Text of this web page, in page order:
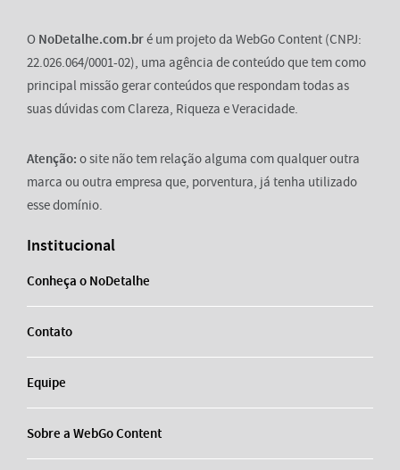
O NoDetalhe.com.bré um projeto da WebGo Content (CNPJ:
22.026.064/0001-02), uma agência de conteúdo que tem como
principal missão gerar conteúdos que respondam todas as
suas dúvidas com Clareza, Riqueza e Veracidade.
Atenção: o site não tem relação alguma com qualquer outra
marca ou outra empresa que, porventura, já tenha utilizado
esse domínio.
Institucional
Conheça o NoDetalhe
Contato
Equipe
Sobre a WebGo Content